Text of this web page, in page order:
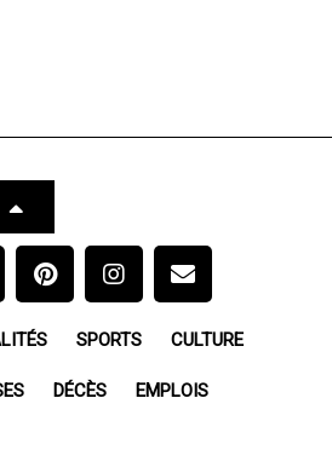
SPORTS CULTURE
DÉCÈS EMPLOIS